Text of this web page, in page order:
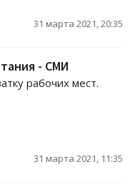
31 марта 2021, 20:35
- СМИ
рабочих мест.
31 марта 2021, 11:35